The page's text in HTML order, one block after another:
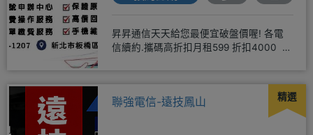
昇昇通信天天給您最便宜破盤價喔! 各電
信續約.攜碼高折扣月租599 折扣4000 月
精選
聯強電信-遠技鳳山